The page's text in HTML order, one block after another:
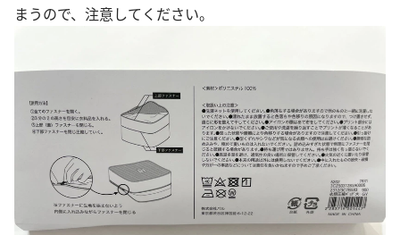
まうので、注意してください。